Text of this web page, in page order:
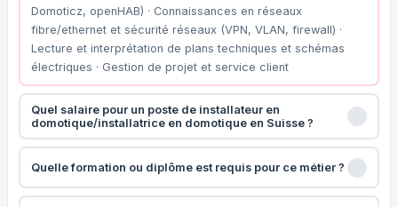
Domoticz, openHAB) · Connaissances en réseaux
fibre/ethernet et sécurité réseaux (VPN, VLAN, firewall) ·
Lecture et interprétation de plans techniques et schémas
électriques · Gestion de projet et service client
Quel salaire pour un poste de installateur en
domotique/installatrice en domotique en Suisse ?
Quelle formation ou diplôme est requis pour ce métier ?